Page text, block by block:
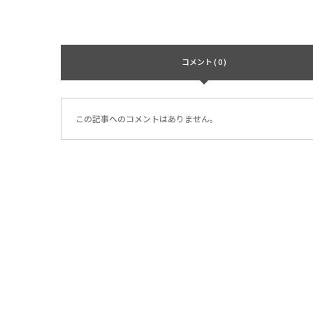
コメント ( 0 )
この記事へのコメントはありません。